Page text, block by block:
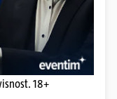
18+